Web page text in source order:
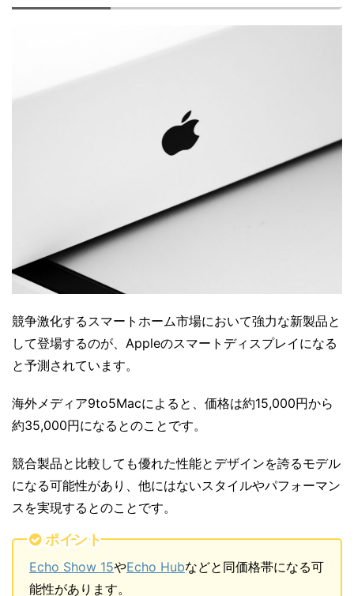
競争激化するスマートホーム市場において強力な新製品と
して登場するのが、Appleのスマートディスプレイになる
と予測されています。
海外メディア9to5Macによると、価格は約15,000円から
約35,000円になるとのことです。
競合製品と比較しても優れた性能とデザインを誇るモデル
になる可能性があり、他にはないスタイルやパフォーマン
スを実現するとのことです。
ポイント
Echo Show 15やEcho Hubなどと同価格帯になる可
能性があります。